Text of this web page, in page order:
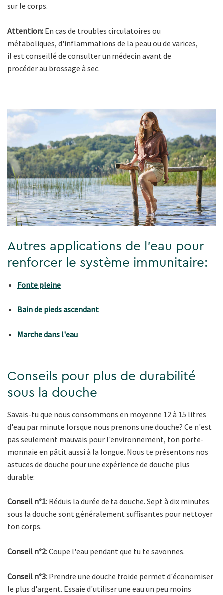
sur le corps.
Attention: En cas de troubles circulatoires ou
métaboliques, d'inflammations de la peau ou de varices,
il est conseillé de consulter un médecin avant de
procéder au brossage à sec.
Autres applications de l'eau pour
renforcer le système immunitaire:
Fonte pleine
Bain de pieds ascendant
Marche dans l'eau
Conseils pour plus de durabilité
sous la douche
Savais-tu que nous consommons en moyenne 12 à 15 litres
d'eau par minute lorsque nous prenons une douche? Ce n'est
pas seulement mauvais pour l'environnement, ton porte-
monnaie en pâtit aussi à la longue. Nous te présentons nos
astuces de douche pour une expérience de douche plus
durable:
Conseil n°1: Réduis la durée de ta douche. Sept à dix minutes
sous la douche sont généralement suffisantes pour nettoyer
ton corps.
Conseil n°2: Coupe l'eau pendant que tu te savonnes.
Conseil n°3: Prendre une douche froide permet d'économiser
le plus d'argent. Essaie d'utiliser une eau un peu moins